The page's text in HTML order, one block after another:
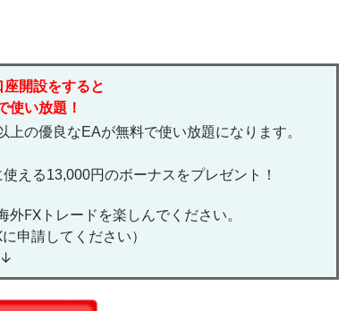
開設をすると
使い放題！
の優良なEAが無料で使い放題になります。
える13,000円のボーナスをプレゼント！
FXトレードを楽しんでください。
申請してください）